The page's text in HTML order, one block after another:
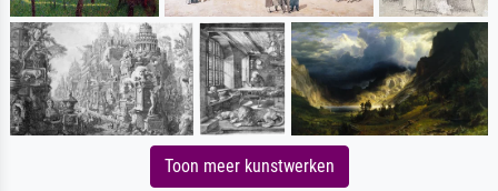
Toon meer kunstwerken